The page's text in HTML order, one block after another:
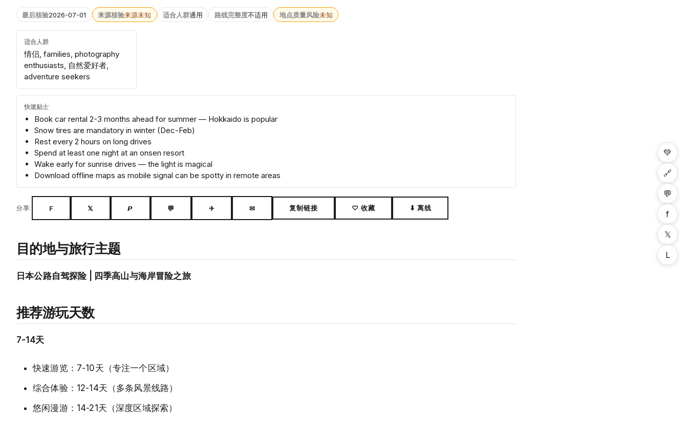
最后核验2026-07-01 来源核验来源未知 适合人群通用 路线完整度不适用 地点质量风险未知
适合人群
情侣, families, photography
enthusiasts, 自然爱好者,
adventure seekers
快速贴士
Book car rental 2-3 months ahead for summer — Hokkaido is popular
Snow tires are mandatory in winter (Dec-Feb)
Rest every 2 hours on long drives
Spend at least one night at an onsen resort
Wake early for sunrise drives — the light is magical
Download offline maps as mobile signal can be spotty in remote areas
分享: F 𝕏 𝙋 💬 ✈ ✉ 复制链接 ♡ 收藏 ⬇ 离线
目的地与旅行主题
日本公路自驾探险 | 四季高山与海岸冒险之旅
推荐游玩天数
7-14天
快速游览：7-10天（专注一个区域）
综合体验：12-14天（多条风景线路）
悠闲漫游：14-21天（深度区域探索）
💚
🔗
💬
f
𝕏
L